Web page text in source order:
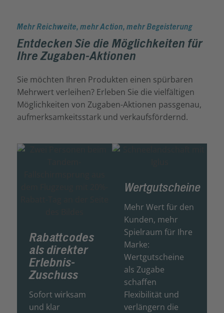
Mehr Reichweite, mehr Action, mehr Begeisterung
Entdecken Sie die Möglichkeiten für
Ihre Zugaben-Aktionen
Sie möchten Ihren Produkten einen spürbaren
Mehrwert verleihen? Erleben Sie die vielfältigen
Möglichkeiten von Zugaben-Aktionen passgenau,
aufmerksamkeitsstark und verkaufsfördernd.
Rabattcodes
als direkter
Erlebnis-
Zuschuss
Sofort wirksam
und klar
Wertgutscheine
Mehr Wert für den
Kunden, mehr
Spielraum für Ihre
Marke:
Wertgutscheine
als Zugabe
schaffen
Flexibilität und
verlängern die